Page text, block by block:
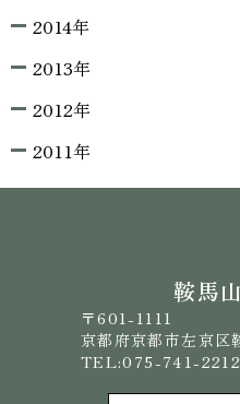
2014年
2013年
2012年
2011年
鞍馬
〒601-1111
京都府京都市左京区
TEL:075-741-